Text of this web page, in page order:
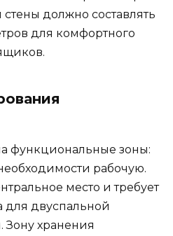
должно составлять
для комфортного
функциональные зоны:
рабочую.
место и требует
для двуспальной
Зону хранения